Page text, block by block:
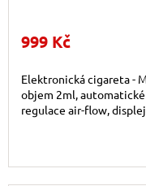
999 Kč
Elektronická cigareta -
objem 2ml, automatické
regulace air-flow,